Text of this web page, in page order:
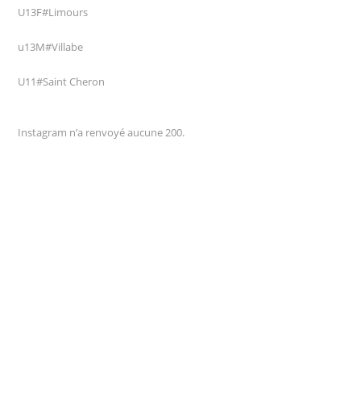
U13F#Limours
u13M#Villabe
U11#Saint Cheron
Instagram n’a renvoyé aucune 200.